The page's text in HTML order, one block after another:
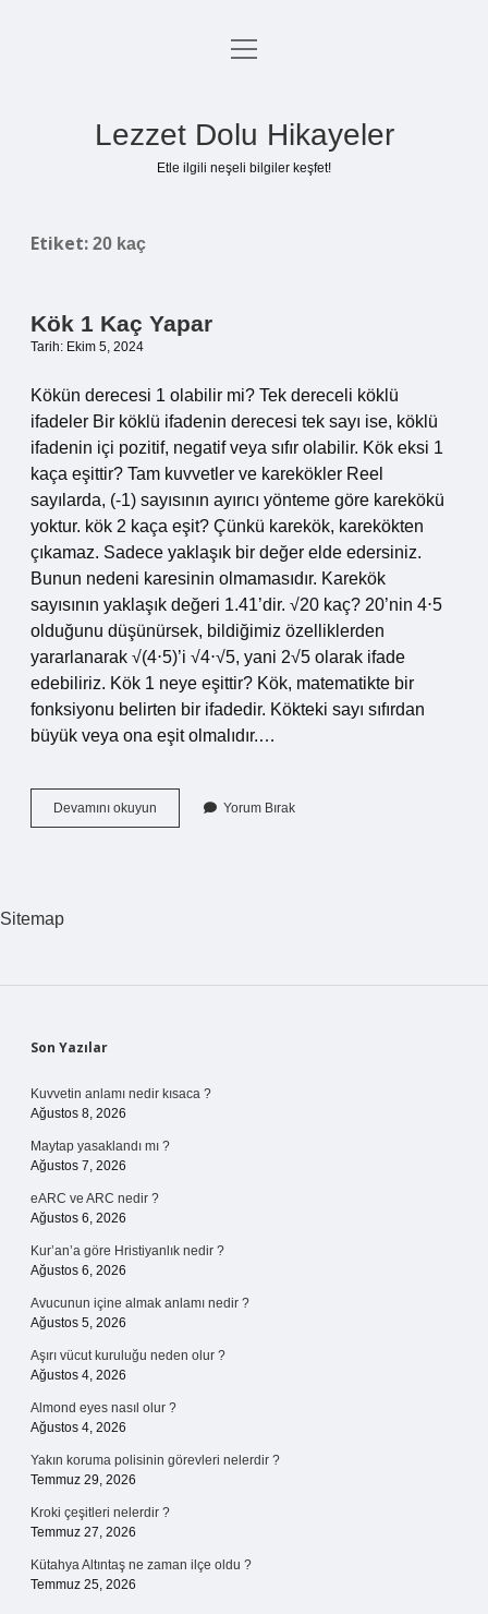
Anasayfa
menüyü
Lezzet Dolu Hikayeler
Etle ilgili neşeli bilgiler keşfet!
Etiket: 20 kaç
Kök 1 Kaç Yapar
Tarih: Ekim 5, 2024
Kökün derecesi 1 olabilir mi? Tek dereceli köklü
ifadeler Bir köklü ifadenin derecesi tek sayı ise, köklü
ifadenin içi pozitif, negatif veya sıfır olabilir. Kök eksi 1
kaça eşittir? Tam kuvvetler ve karekökler Reel
sayılarda, (-1) sayısının ayırıcı yönteme göre karekökü
yoktur. kök 2 kaça eşit? Çünkü karekök, karekökten
çıkamaz. Sadece yaklaşık bir değer elde edersiniz.
Bunun nedeni karesinin olmamasıdır. Karekök
sayısının yaklaşık değeri 1.41’dir. √20 kaç? 20’nin 4⋅5
olduğunu düşünürsek, bildiğimiz özelliklerden
yararlanarak √(4⋅5)’i √4⋅√5, yani 2√5 olarak ifade
edebiliriz. Kök 1 neye eşittir? Kök, matematikte bir
fonksiyonu belirten bir ifadedir. Kökteki sayı sıfırdan
büyük veya ona eşit olmalıdır.…
Devamını okuyun
1
Yorum Bırak
Sitemap
Sidebar
Son Yazılar
Kuvvetin anlamı nedir kısaca ?
Ağustos 8, 2026
Maytap yasaklandı mı ?
Ağustos 7, 2026
eARC ve ARC nedir ?
Ağustos 6, 2026
Kur’an’a göre Hristiyanlık nedir ?
Ağustos 6, 2026
Avucunun içine almak anlamı nedir ?
Ağustos 5, 2026
Aşırı vücut kuruluğu neden olur ?
Ağustos 4, 2026
Almond eyes nasıl olur ?
Ağustos 4, 2026
Yakın koruma polisinin görevleri nelerdir ?
Temmuz 29, 2026
Kroki çeşitleri nelerdir ?
Temmuz 27, 2026
Kütahya Altıntaş ne zaman ilçe oldu ?
Temmuz 25, 2026